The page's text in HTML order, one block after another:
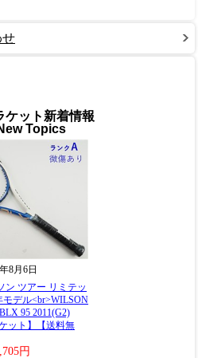
せ
ケット新着情報
Topics